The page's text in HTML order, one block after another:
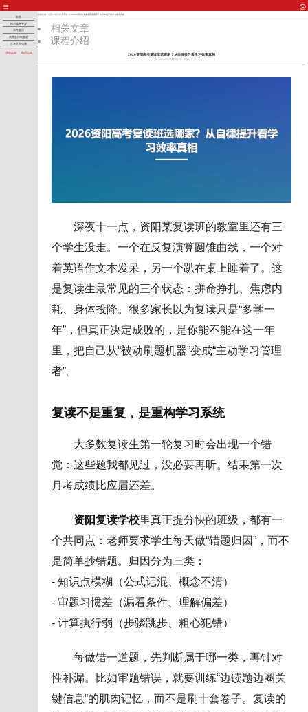
首页
四川高考专攻
高考复读
高考全日制集训
艺考生文化课
在线咨询 电话咨询
当前位置： 首页 >>四川高考专攻>> 2026资阳高考复读班选哪家？从自律提升看学习效率真相
相关文章
课程介绍
2026资阳高考复读班选哪家？从自律提升看学习效率真相
时间：2026-05-30 11:03:36 来源：
深夜十一点，资阳某复读班的教室里还有三
个学生没走。一个在反复演算圆锥曲线，一个对
着英语作文本发呆，另一个趴在桌上睡着了。这
是复读生最常见的三个状态：拼命挣扎、焦虑内
耗、身体投降。很多家长以为复读只是“多学一
年”，但真正决定成败的，是你能不能在这一年
里，把自己从“被动刷题机器”变成“主动学习管理
者”。
复读不是重复，是重构学习系统
大多数复读生第一轮复习时会出现一个错
觉：这些题我都见过，没必要再听。结果第一次
月考成绩比应届还差。
资阳复读学校里真正提分快的班级，都有一
个共同点：老师要求学生每天做“错题归因”，而不
是简单抄错题。归因分为三类：
- 知识点模糊（公式记混、概念不清）
- 审题习惯差（漏看条件、理解偏差）
- 计算执行弱（步骤跳步、粗心犯错）
每做错一道题，先判断属于哪一类，再针对
性补漏。比如审题错误，就要训练“边读题边圈关
键信息”的肌肉记忆，而不是刷十套卷子。复读的